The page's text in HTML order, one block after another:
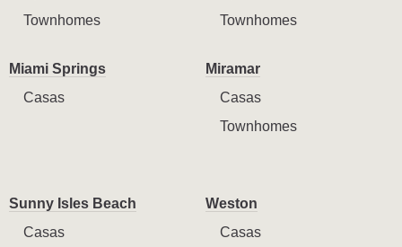
Townhomes
Townhomes
Miami Springs
Casas
Miramar
Casas
Townhomes
Sunny Isles Beach
Casas
Weston
Casas